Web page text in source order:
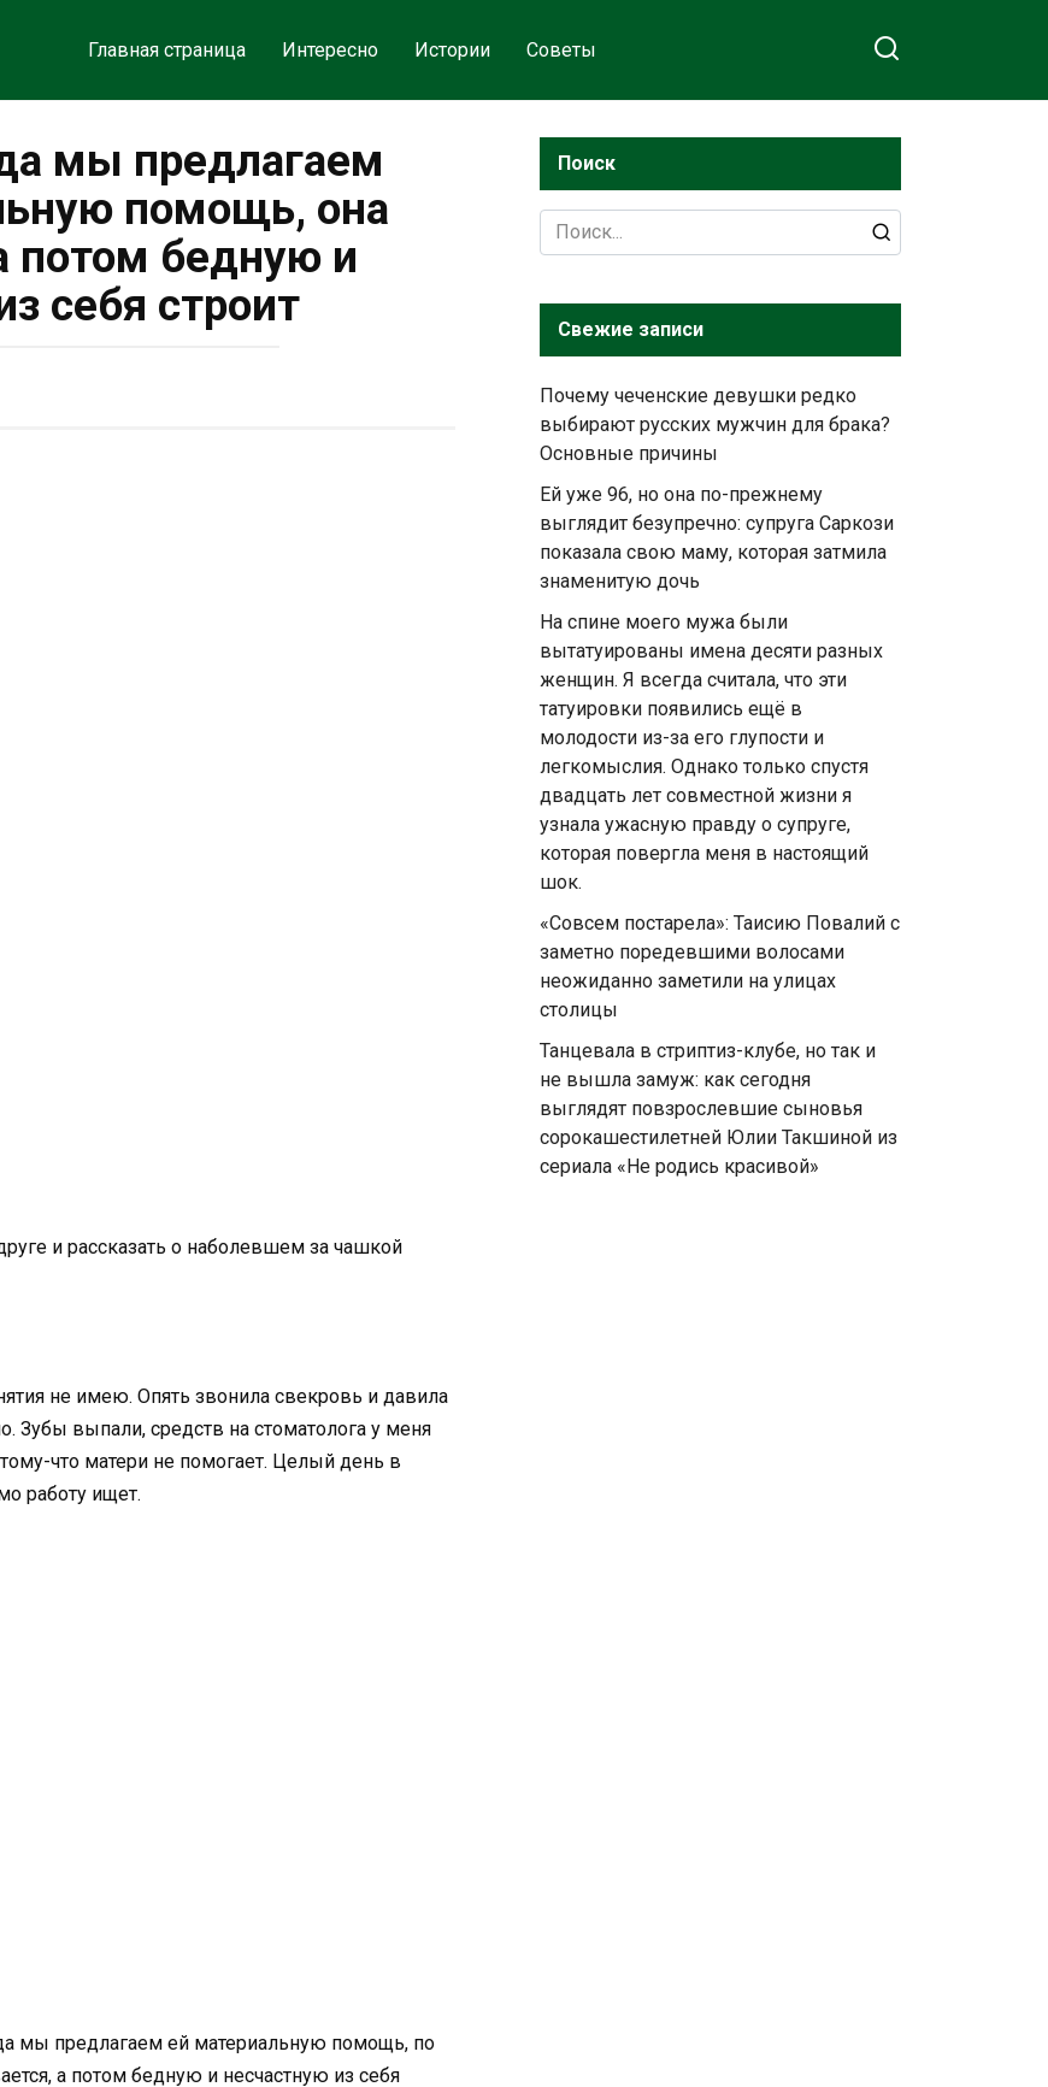
Главная страница Интересно Истории Советы
мы предлагаем
помощь, она
потом бедную и
себя строит
и рассказать о наболевшем за чашкой
не имею. Опять звонила свекровь и давила
выпали, средств на стоматолога у меня
что матери не помогает. Целый день в
работу ищет.
мы предлагаем ей материальную помощь, по
а потом бедную и несчастную из себя
Поиск
Search
for:
Свежие записи
Почему чеченские девушки редко
выбирают русских мужчин для брака?
Основные причины
Ей уже 96, но она по-прежнему
выглядит безупречно: супруга Саркози
показала свою маму, которая затмила
знаменитую дочь
На спине моего мужа были
вытатуированы имена десяти разных
женщин. Я всегда считала, что эти
татуировки появились ещё в
молодости из-за его глупости и
легкомыслия. Однако только спустя
двадцать лет совместной жизни я
узнала ужасную правду о супруге,
которая повергла меня в настоящий
шок.
«Совсем постарела»: Таисию Повалий с
заметно поредевшими волосами
неожиданно заметили на улицах
столицы
Танцевала в стриптиз-клубе, но так и
не вышла замуж: как сегодня
выглядят повзрослевшие сыновья
сорокашестилетней Юлии Такшиной из
сериала «Не родись красивой»